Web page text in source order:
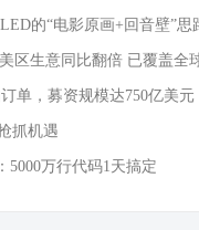
的“电影原画+回音壁”思
区生意同比翻倍 已覆盖全
单，募资规模达750亿美元
抓机遇
5000万行代码1天搞定